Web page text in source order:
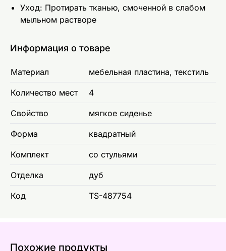
Уход: Протирать тканью, смоченной в слабом
мыльном растворе
Информация о товаре
Материал мебельная пластина, текстиль
Количество мест 4
Свойство мягкое сиденье
Форма квадратный
Комплект со стульями
Отделка дуб
Код TS-487754
Похожие продукты